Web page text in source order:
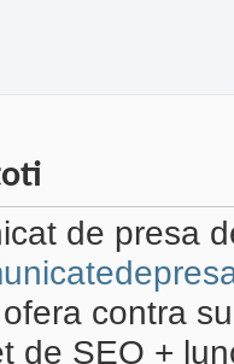
de presa
contra
de SEO +